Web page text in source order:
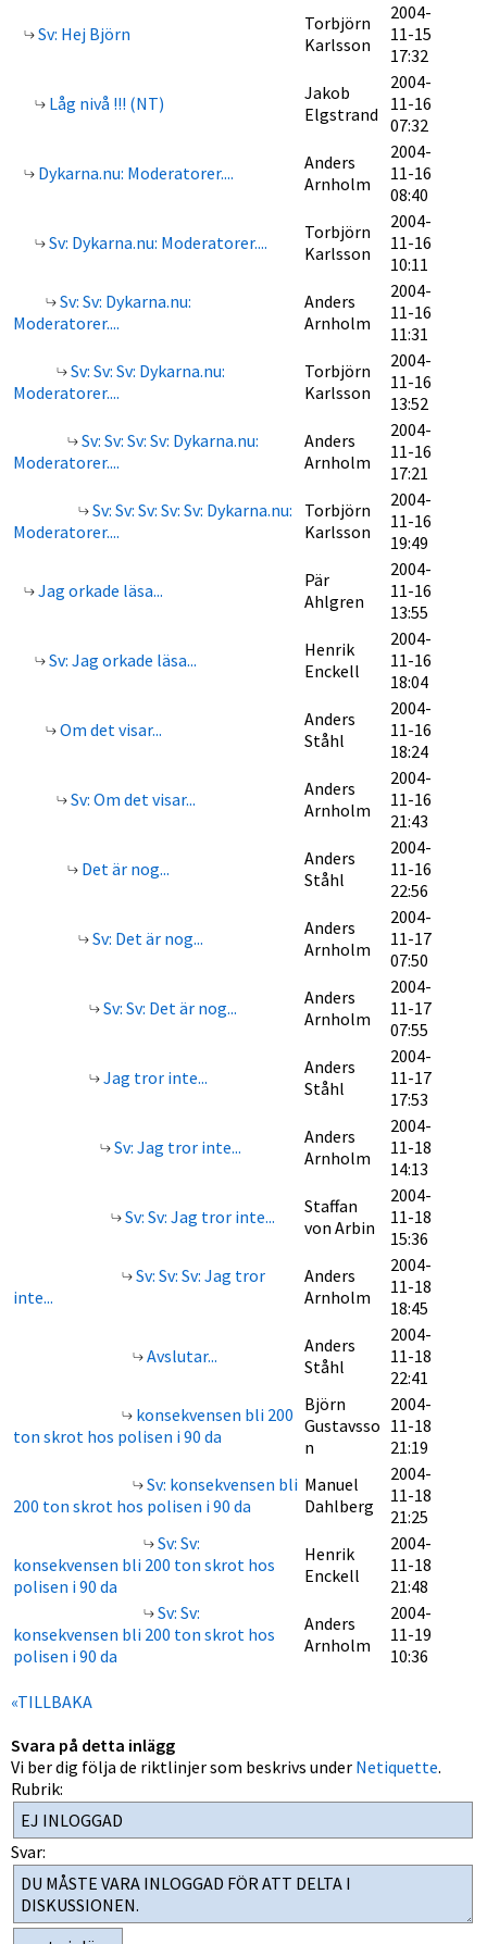
Sv: Hej Björn
Torbjörn
Karlsson
2004-
11-15
17:32
Låg nivå !!! (NT)
Jakob
Elgstrand
2004-
11-16
07:32
Dykarna.nu: Moderatorer....
Anders
Arnholm
2004-
11-16
08:40
Sv: Dykarna.nu: Moderatorer....
Torbjörn
Karlsson
2004-
11-16
10:11
Sv: Sv: Dykarna.nu:
Moderatorer....
Anders
Arnholm
2004-
11-16
11:31
Sv: Sv: Sv: Dykarna.nu:
Moderatorer....
Torbjörn
Karlsson
2004-
11-16
13:52
Sv: Sv: Sv: Sv: Dykarna.nu:
Moderatorer....
Anders
Arnholm
2004-
11-16
17:21
Sv: Sv: Sv: Sv: Sv: Dykarna.nu:
Moderatorer....
Torbjörn
Karlsson
2004-
11-16
19:49
Jag orkade läsa...
Pär
Ahlgren
2004-
11-16
13:55
Sv: Jag orkade läsa...
Henrik
Enckell
2004-
11-16
18:04
Om det visar...
Anders
Ståhl
2004-
11-16
18:24
Sv: Om det visar...
Anders
Arnholm
2004-
11-16
21:43
Det är nog...
Anders
Ståhl
2004-
11-16
22:56
Sv: Det är nog...
Anders
Arnholm
2004-
11-17
07:50
Sv: Sv: Det är nog...
Anders
Arnholm
2004-
11-17
07:55
Jag tror inte...
Anders
Ståhl
2004-
11-17
17:53
Sv: Jag tror inte...
Anders
Arnholm
2004-
11-18
14:13
Sv: Sv: Jag tror inte...
Staffan
von Arbin
2004-
11-18
15:36
Sv: Sv: Sv: Jag tror
inte...
Anders
Arnholm
2004-
11-18
18:45
Avslutar...
Anders
Ståhl
2004-
11-18
22:41
konsekvensen bli 200
ton skrot hos polisen i 90 da
Björn
Gustavsso
n
2004-
11-18
21:19
Sv: konsekvensen bli
200 ton skrot hos polisen i 90 da
Manuel
Dahlberg
2004-
11-18
21:25
Sv: Sv:
konsekvensen bli 200 ton skrot hos
polisen i 90 da
Henrik
Enckell
2004-
11-18
21:48
Sv: Sv:
konsekvensen bli 200 ton skrot hos
polisen i 90 da
Anders
Arnholm
2004-
11-19
10:36
«TILLBAKA
Svara på detta inlägg
Vi ber dig följa de riktlinjer som beskrivs under Netiquette.
Rubrik:
Svar: